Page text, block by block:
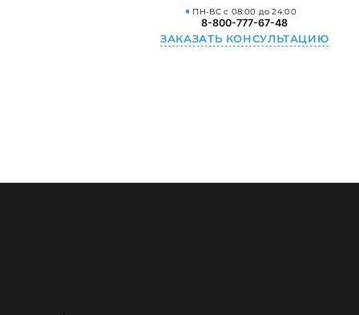
ПН-ВС с 08:00 до 24:00
8-800-777-67-48
ЗАКАЗАТЬ КОНСУЛЬТАЦИЮ